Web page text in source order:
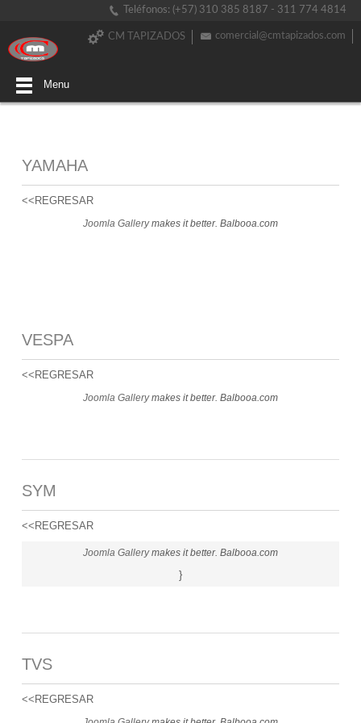
Teléfonos: (+57) 310 385 8187 - 311 774 4814
comercial@cmtapizados.com
CM TAPIZADOS
Menu
YAMAHA
<<REGRESAR
Joomla Gallerymakes it better. Balbooa.com
VESPA
<<REGRESAR
Joomla Gallerymakes it better. Balbooa.com
SYM
<<REGRESAR
Joomla Gallerymakes it better. Balbooa.com
}
TVS
<<REGRESAR